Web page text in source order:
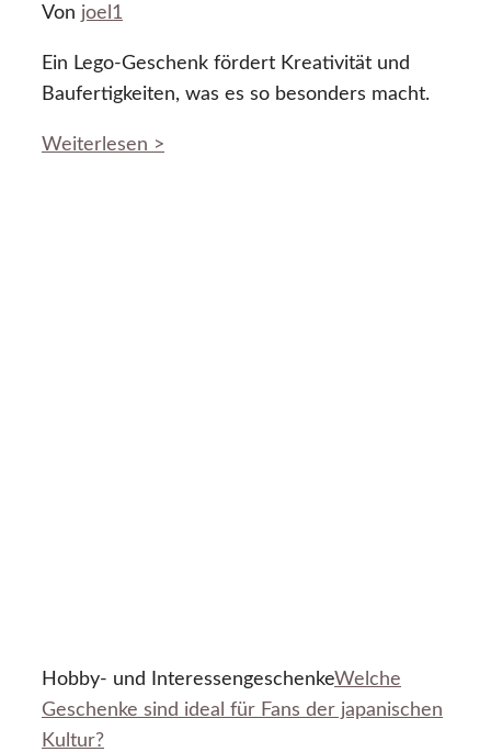
Von joel1
Ein Lego-Geschenk fördert Kreativität und
Baufertigkeiten, was es so besonders macht.
Weiterlesen >
Hobby- und InteressengeschenkeWelche
Geschenke sind ideal für Fans der japanischen
Kultur?